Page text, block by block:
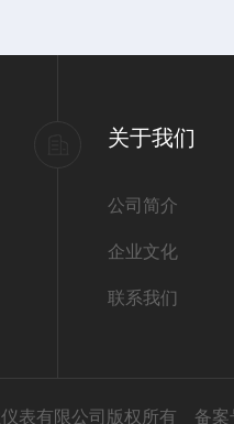
关于我们
公司简介
企业文化
联系我们
表有限公司版权所有 备案